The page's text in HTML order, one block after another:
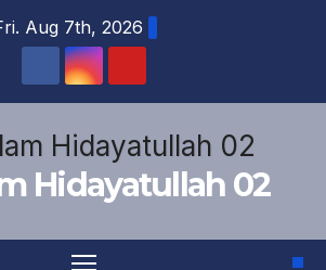
Aug 7th, 2026
Hidayatullah 02